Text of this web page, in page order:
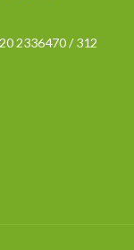
2336470 / 312